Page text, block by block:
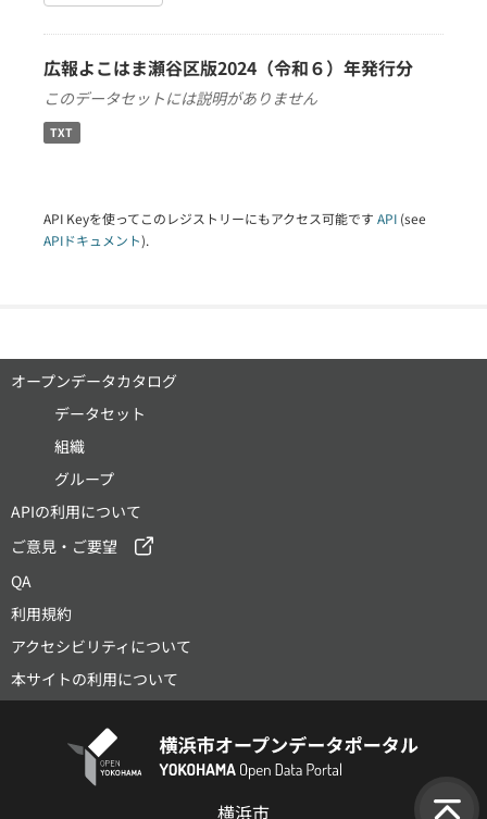
広報よこはま瀬谷区版2024（令和６）年発行分
このデータセットには説明がありません
TXT
API Keyを使ってこのレジストリーにもアクセス可能です API (see
APIドキュメント).
オープンデータカタログ
データセット
組織
グループ
APIの利用について
ご意見・ご要望
QA
利用規約
アクセシビリティについて
本サイトの利用について
横浜市